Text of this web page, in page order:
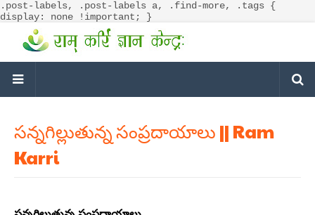
.post-labels, .post-labels a, .find-more, .tags {
display: none !important; }
సన్నగిల్లుతున్న సంప్రదాయాలు || Ram
Karri